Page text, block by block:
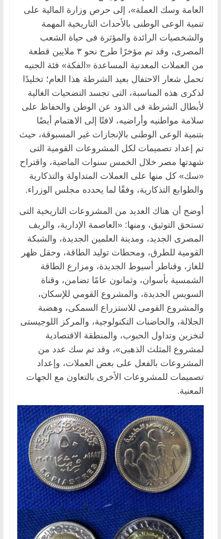
العامة وسك العملة»، إلى حرص وزارة المالية على
تنمية الوعى الوطنى بالأحداث التاريخية المهمة
والشخصيات الرائدة والمؤثرة فى حياة الشعب
المصرى، وقد تم مؤخرًا طرح نحو ٣ ملايين قطعة
من العملات المعدنية المساعدة «الفكة» فئة الجنيه
تحمل شعار الاحتفال بعيد الشرطة هذا العام؛ تخليدًا
لذكرى هذه المناسبة، التى تجسد التضحيات الغالية
لأبطال الشرطة فى الذود عن الوطن والحفاظ على
سلامة مواطنيه وأراضيه، لافتًا إلى الاهتمام أيضًا
بتنمية الوعى الوطنى بالإنجازات غير المسبوقة، حيث
تم إعداد تصميمات لكل المشروعات القومية التى
شهدتها مصر خلال الخمس سنوات الماضية، واقتراح
«سك» كل منها على العملات المتداولة والتذكارية
والطوابع التذكارية، وفقًا لما يحدده مجلس الوزراء.
أوضح أن هناك العديد من المشروعات التاريخية التى
تستحق التوثيق، ومنها: «العاصمة الإدارية، والريف
المصرى الجديد، ومدينة العلمين الجديدة، والشبكة
القومية للطرق، ومحطات توليد الطاقة، وحقل ظهر
للغاز، وقناطر أسيوط الجديدة، ومزارع الطاقة
الشمسية بأسوان، وثمانون عامًا تضامن، وقناة
السويس الجديدة، والمشروع القومي للإسكان،
والمشروع القومى للاستزراع السمكى، وهضبة
الجلالة، والحاضنات التكنولوجية، والمركز اللوجيستى
لتخزين وتداول الحبوب، والمنطقة الاقتصادية
لمشروع المثلث الذهبى»، وقد تم سك عدد من
المشروعات بالفعل على بعض العملات، وإعداد
تصميمات للمشروعات الأخرى بالتعاون مع الجهات
المعنية.